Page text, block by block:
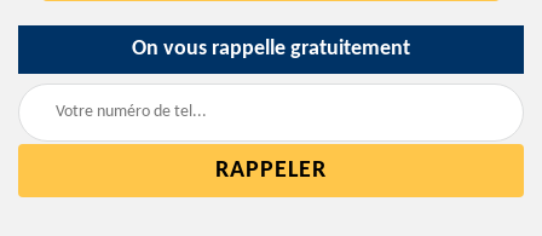
On vous rappelle gratuitement